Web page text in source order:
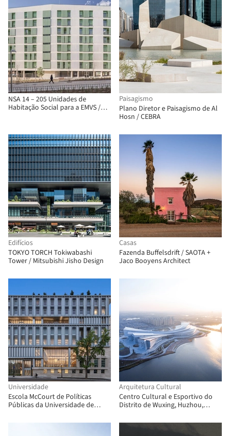
NSA 14 – 205 Unidades de
Habitação Social para a EMVS /
Paisagismo
Plano Diretor e Paisagismo de Al
Hosn / CEBRA
Edifícios
TOKYO TORCH Tokiwabashi
Tower / Mitsubishi Jisho Design
Casas
Fazenda Buffelsdrift / SAOTA +
Jaco Booyens Architect
Universidade
Escola McCourt de Políticas
Públicas da Universidade de
Arquitetura Cultural
Centro Cultural e Esportivo do
Distrito de Wuxing, Huzhou,
Architectural Design